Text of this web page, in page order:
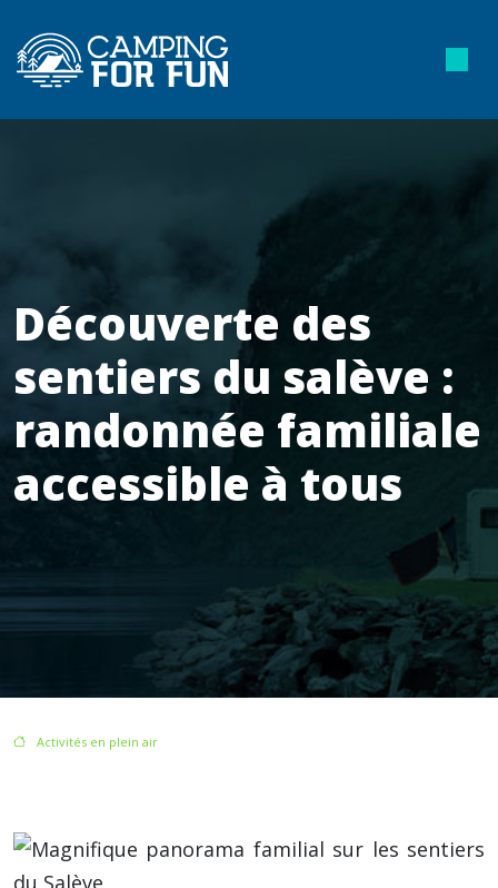
Découverte des
sentiers du salève :
randonnée familiale
accessible à tous
Activités en plein air